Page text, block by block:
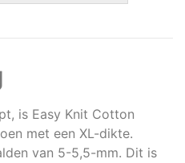
is Easy Knit Cotton
met een XL-dikte.
van 5-5,5-mm. Dit is